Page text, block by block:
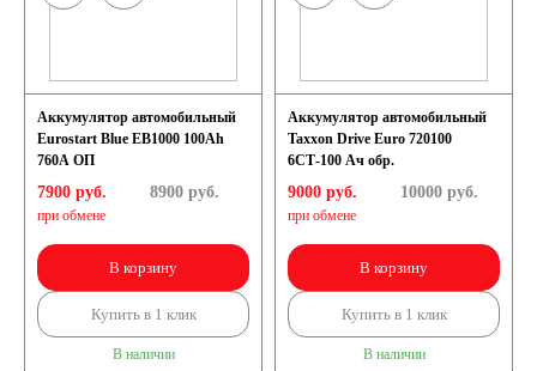
63 А/ч 64 А/ч
65 А/ч
70 А/ч
72 А/ч
Аккумулятор автомобильный
Eurostart Blue EB1000 100Ah
760A ОП
7900 руб.
при обмене
8900руб.
В корзину
Купить в 1 клик
В наличии
Аккумулятор автомобильный
Taxxon Drive Euro 720100
6СТ-100 Ач обр.
9000 руб.
при обмене
10000руб.
В корзину
Купить в 1 клик
В наличии